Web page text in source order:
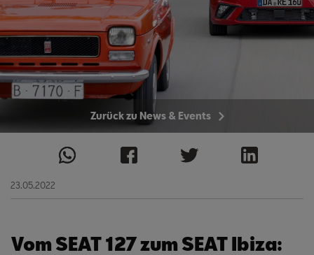
Zurück zu News & Events
23.05.2022
Vom SEAT 127 zum SEAT Ibiza: